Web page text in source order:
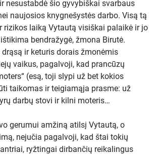
nesustabdė šio gyvybiškai svarbaus
naujosios knygnešystės darbo. Visą tą
rizikos laiką Vytautą visiškai palaikė ir jo
bendražygė, žmona Birutė.
ir keturis dorais žmonėmis
vaikus, pagalvoji, kad prancūzų
(esą, toji slypi už bet kokios
taikomas ir teigiamąja prasme: už
darbų stovi ir kilni moteris…
gerumui amžiną atilsį Vytautą, o
nejučia pagalvoji, kad štai tokių
ryžtingai dirbančių reikalingus